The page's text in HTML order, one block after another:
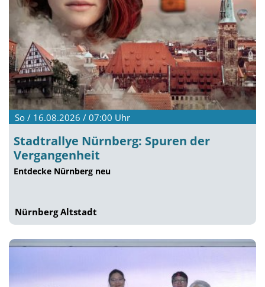
So / 16.08.2026 / 07:00 Uhr
Stadtrallye Nürnberg: Spuren der
Vergangenheit
Entdecke Nürnberg neu
Nürnberg Altstadt